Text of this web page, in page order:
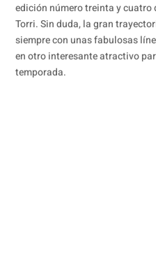
edición número treinta y cuatro
Torri. Sin duda, la gran
siempre con unas fabulosas
en otro interesante atractivo
temporada.